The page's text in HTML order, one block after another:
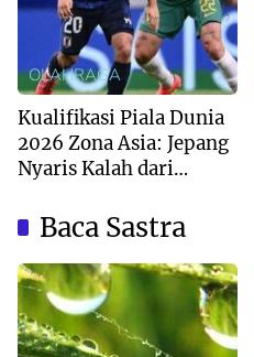
OLAHRAGA
Kualifikasi Piala Dunia
2026 Zona Asia: Jepang
Nyaris Kalah dari
Baca Sastra